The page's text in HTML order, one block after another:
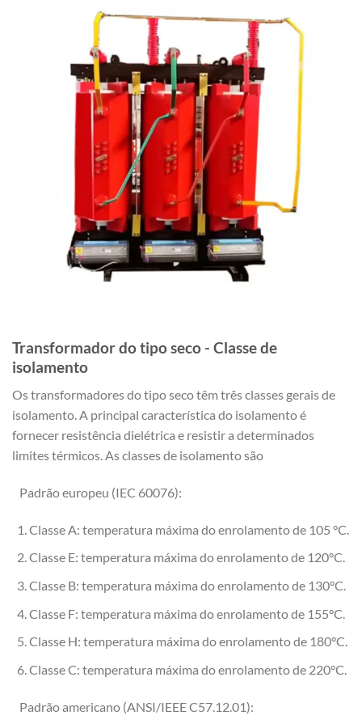
Transformador do tipo seco - Classe de
isolamento
Os transformadores do tipo seco têm três classes gerais de
isolamento. A principal característica do isolamento é
fornecer resistência dielétrica e resistir a determinados
limites térmicos. As classes de isolamento são
Padrão europeu (IEC 60076):
Classe A: temperatura máxima do enrolamento de 105 °C.
Classe E: temperatura máxima do enrolamento de 120°C.
Classe B: temperatura máxima do enrolamento de 130°C.
Classe F: temperatura máxima do enrolamento de 155°C.
Classe H: temperatura máxima do enrolamento de 180°C.
Classe C: temperatura máxima do enrolamento de 220°C.
Padrão americano (ANSI/IEEE C57.12.01):